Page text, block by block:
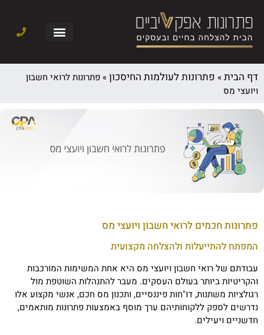
דף הבית» פתרונות לעולמות החיסכון» פתרונות לרואי חשבון
ויועצי מס
פתרונות חכמים לרואי חשבון ויועצי מס
המפתח להתייעלות ולהצלחה מקצועית
עבודתם של רואי חשבון ויועצי מס היא אחת המשימות המורכבות
והקריטיות ביותר בעולם העסקים. מעבר להתנהלות השוטפת מול
רגולציות משתנות, דו"חות פיננסיים, ותכנון מס חכם, אנשי מקצוע אלו
נדרשים לספק ללקוחותיהם ערך מוסף באמצעות פתרונות מותאמים,
חדשניים ויעילים.